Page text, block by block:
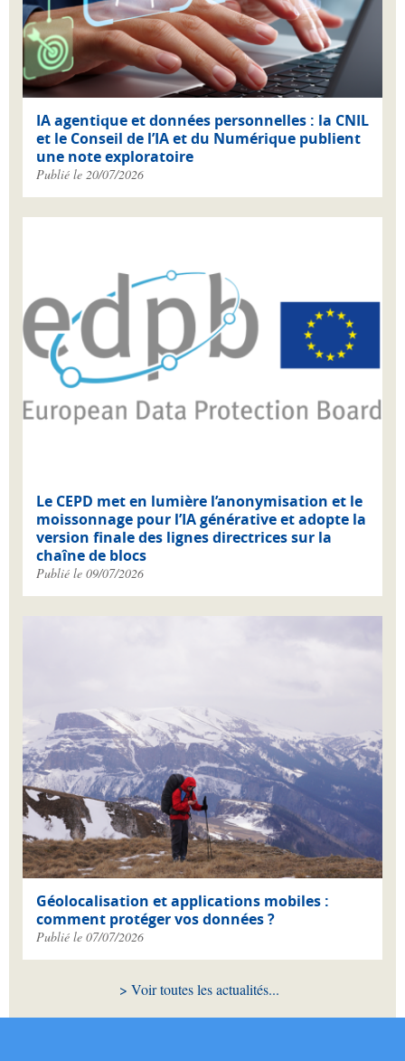
IA agentique et données personnelles : la CNIL
et le Conseil de l’IA et du Numérique publient
une note exploratoire
Publié le 20/07/2026
Le CEPD met en lumière l’anonymisation et le
moissonnage pour l’IA générative et adopte la
version finale des lignes directrices sur la
chaîne de blocs
Publié le 09/07/2026
Géolocalisation et applications mobiles :
comment protéger vos données ?
Publié le 07/07/2026
Voir toutes les actualités